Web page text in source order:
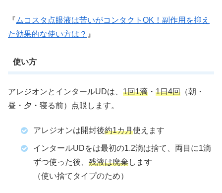
『 ムコスタ点眼液は苦いがコンタクトOK！副作用を抑え
た効果的な使い方は？ 』
使い方
アレジオンとインタールUDは、 1回1滴 ・ 1日4回 （朝・
昼・夕・寝る前）点眼します。
アレジオンは開封後約1カ月使えます
インタールUDをは最初の1.2滴は捨て、両目に1滴
ずつ使った後、 残液は廃棄します
（使い捨てタイプのため）